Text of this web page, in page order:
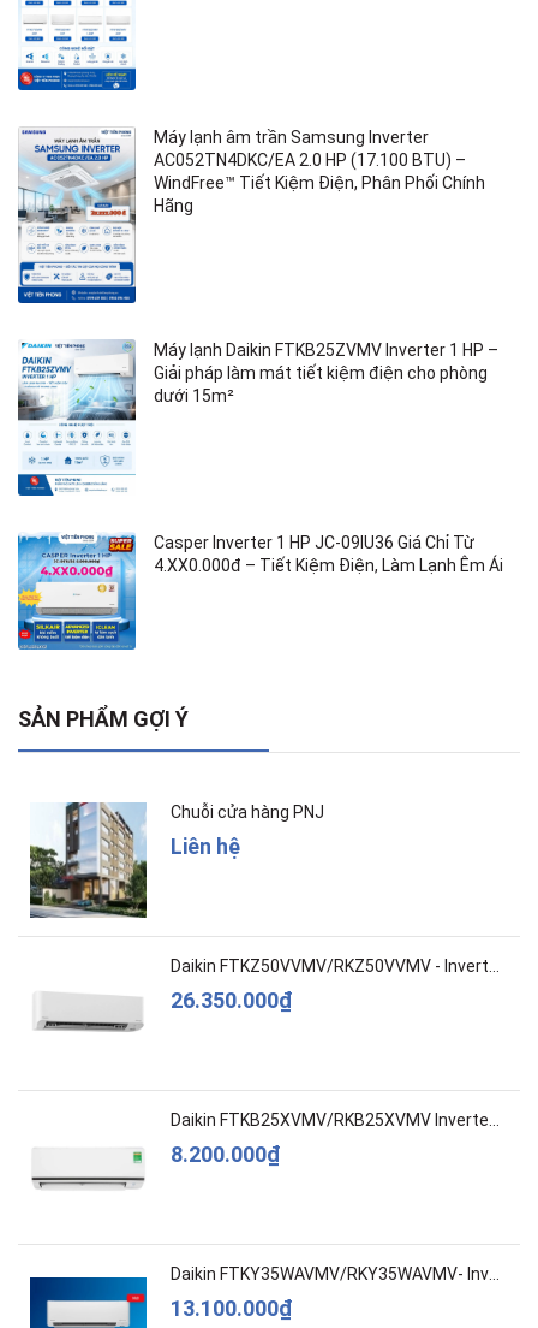
Máy lạnh âm trần Samsung Inverter
AC052TN4DKC/EA 2.0 HP (17.100 BTU) –
WindFree™ Tiết Kiệm Điện, Phân Phối Chính
Hãng
Máy lạnh Daikin FTKB25ZVMV Inverter 1 HP –
Giải pháp làm mát tiết kiệm điện cho phòng
dưới 15m²
Casper Inverter 1 HP JC-09IU36 Giá Chỉ Từ
4.XX0.000đ – Tiết Kiệm Điện, Làm Lạnh Êm Ái
SẢN PHẨM GỢI Ý
Chuỗi cửa hàng PNJ
Liên hệ
26.350.000₫
8.200.000₫
13.100.000₫